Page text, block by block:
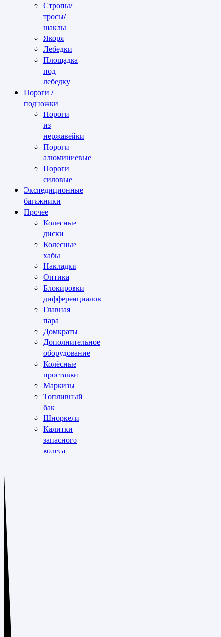
Стропы/
тросы/
шаклы
Якоря
Лебедки
Площадка
под
лебедку
Пороги /
подножки
Пороги
из
нержавейки
Пороги
алюминиевые
Пороги
силовые
Экспедиционные
багажники
Прочее
Колесные
диски
Колесные
хабы
Накладки
Оптика
Блокировки
дифференциалов
Главная
пара
Домкраты
Дополнительное
оборудование
Колёсные
проставки
Маркизы
Топливный
бак
Шноркели
Калитки
запасного
колеса